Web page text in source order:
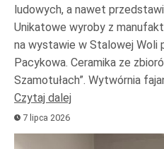
ludowych, a nawet
Unikatowe wyroby z
na wystawie w Stalowej Woli
Pacykowa. Ceramika ze
Szamotułach”. Wytwórnia
Czytaj dalej
7 lipca 2026